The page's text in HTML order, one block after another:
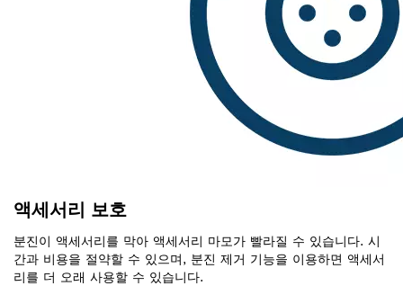
액세서리 보호
분진이 액세서리를 막아 액세서리 마모가 빨라질 수 있습니다. 시
간과 비용을 절약할 수 있으며, 분진 제거 기능을 이용하면 액세서
리를 더 오래 사용할 수 있습니다.